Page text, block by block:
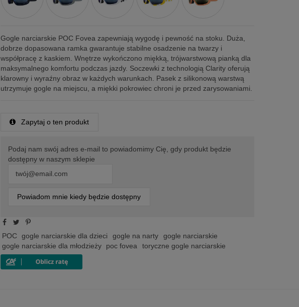
Gogle narciarskie POC Fovea zapewniają wygodę i pewność na stoku. Duża,
dobrze dopasowana ramka gwarantuje stabilne osadzenie na twarzy i
współpracę z kaskiem. Wnętrze wykończono miękką, trójwarstwową pianką dla
maksymalnego komfortu podczas jazdy. Soczewki z technologią Clarity oferują
klarowny i wyraźny obraz w każdych warunkach. Pasek z silikonową warstwą
utrzymuje gogle na miejscu, a miękki pokrowiec chroni je przed zarysowaniami.
Zapytaj o ten produkt
Podaj nam swój adres e-mail to powiadomimy Cię, gdy produkt będzie
dostępny w naszym sklepie
Powiadom mnie kiedy będzie dostępny
POC gogle narciarskie dla dzieci gogle na narty
gogle narciarskie
gogle narciarskie dla młodzieży
poc fovea toryczne gogle narciarskie